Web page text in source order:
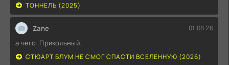
ТОННЕЛЬ (2025)
Zane 01.08.26
а чего. Прикольный.
СТЮАРТ БЛУМ НЕ СМОГ СПАСТИ ВСЕЛЕННУЮ (2026)